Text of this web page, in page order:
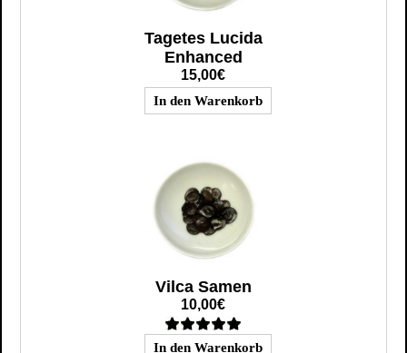
Tagetes Lucida
Enhanced
15,00€
Vilca Samen
10,00€